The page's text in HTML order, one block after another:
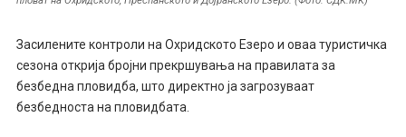
Засилените контроли на Охридското Езеро и оваа туристичка
сезона открија бројни прекршувања на правилата за
безбедна пловидба, што директно ја загрозуваат
безбедноста на пловидбата.